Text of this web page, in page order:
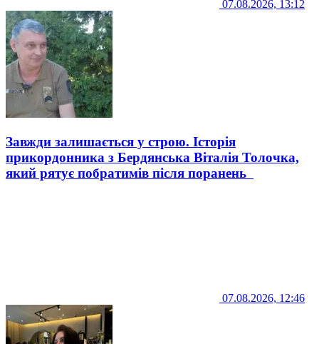
07.08.2026, 13:12
Завжди залишається у строю. Історія
прикордонника з Бердянська Віталія Толочка,
який рятує побратимів після поранень
07.08.2026, 12:46